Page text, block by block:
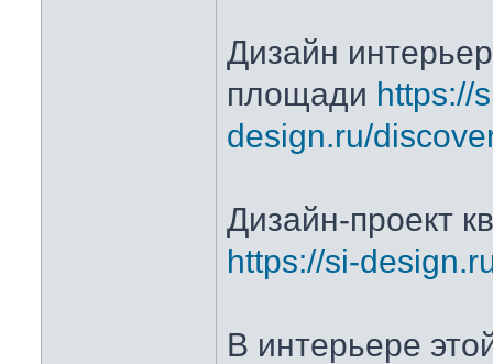
Дизайн
площади https://
design.ru/
Дизайн-проект
https://si-
В интерьере